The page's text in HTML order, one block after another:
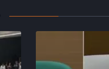
Avcılar Belediye Başkanı